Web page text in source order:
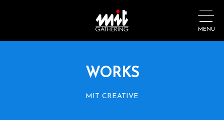
MENU
WORKS
MIT CREATIVE